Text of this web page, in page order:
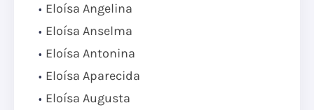
Eloísa Angelina
Eloísa Anselma
Eloísa Antonina
Eloísa Aparecida
Eloísa Augusta